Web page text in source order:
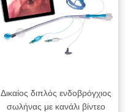
Δικαίος διπλός ενδοβρόγχιος
σωλήνας με κανάλι βίντεο